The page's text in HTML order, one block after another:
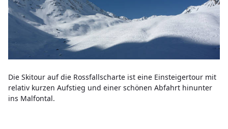
Die Skitour auf die Rossfallscharte ist eine Einsteigertour mit
relativ kurzen Aufstieg und einer schönen Abfahrt hinunter
ins Malfontal.